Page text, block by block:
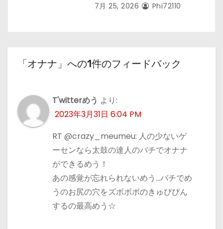
7月 25, 2026 Phi72110
「オナナ」への1件のフィードバック
T'witterめう より:
2023年3月31日 6:04 PM
RT @crazy_meumeu: 人の少ないゲ
ーセンなら太鼓の達人のバチでオナナ
ができるめう！
あの感覚が忘れられないめう…バチでめ
うのお尻の穴をズボボボのきゅぴぴん
するの最高めう☆